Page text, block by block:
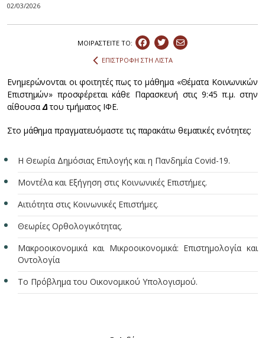
02/03/2026
ΜΟΙΡΑΣΤEIΤΕ ΤΟ:
ΕΠΙΣΤΡΟΦΗ ΣΤΗ ΛΙΣΤΑ
Ενημερώνονται οι φοιτητές πως το μάθημα «Θέματα Κοινωνικών
Επιστημών» προσφέρεται κάθε Παρασκευή στις 9:45 π.μ. στην
αίθουσαΔτου τμήματος ΙΦΕ.
Στο μάθημα πραγματευόμαστε τις παρακάτω θεματικές ενότητες:
Η Θεωρία Δημόσιας Επιλογής και η Πανδημία Covid-19.
Μοντέλα και Εξήγηση στις Κοινωνικές Επιστήμες.
Αιτιότητα στις Κοινωνικές Επιστήμες.
Θεωρίες Ορθολογικότητας.
Μακροοικονομικά και Μικροοικονομικά: Επιστημολογία και
Οντολογία
Το Πρόβλημα του Οικονομικού Υπολογισμού.